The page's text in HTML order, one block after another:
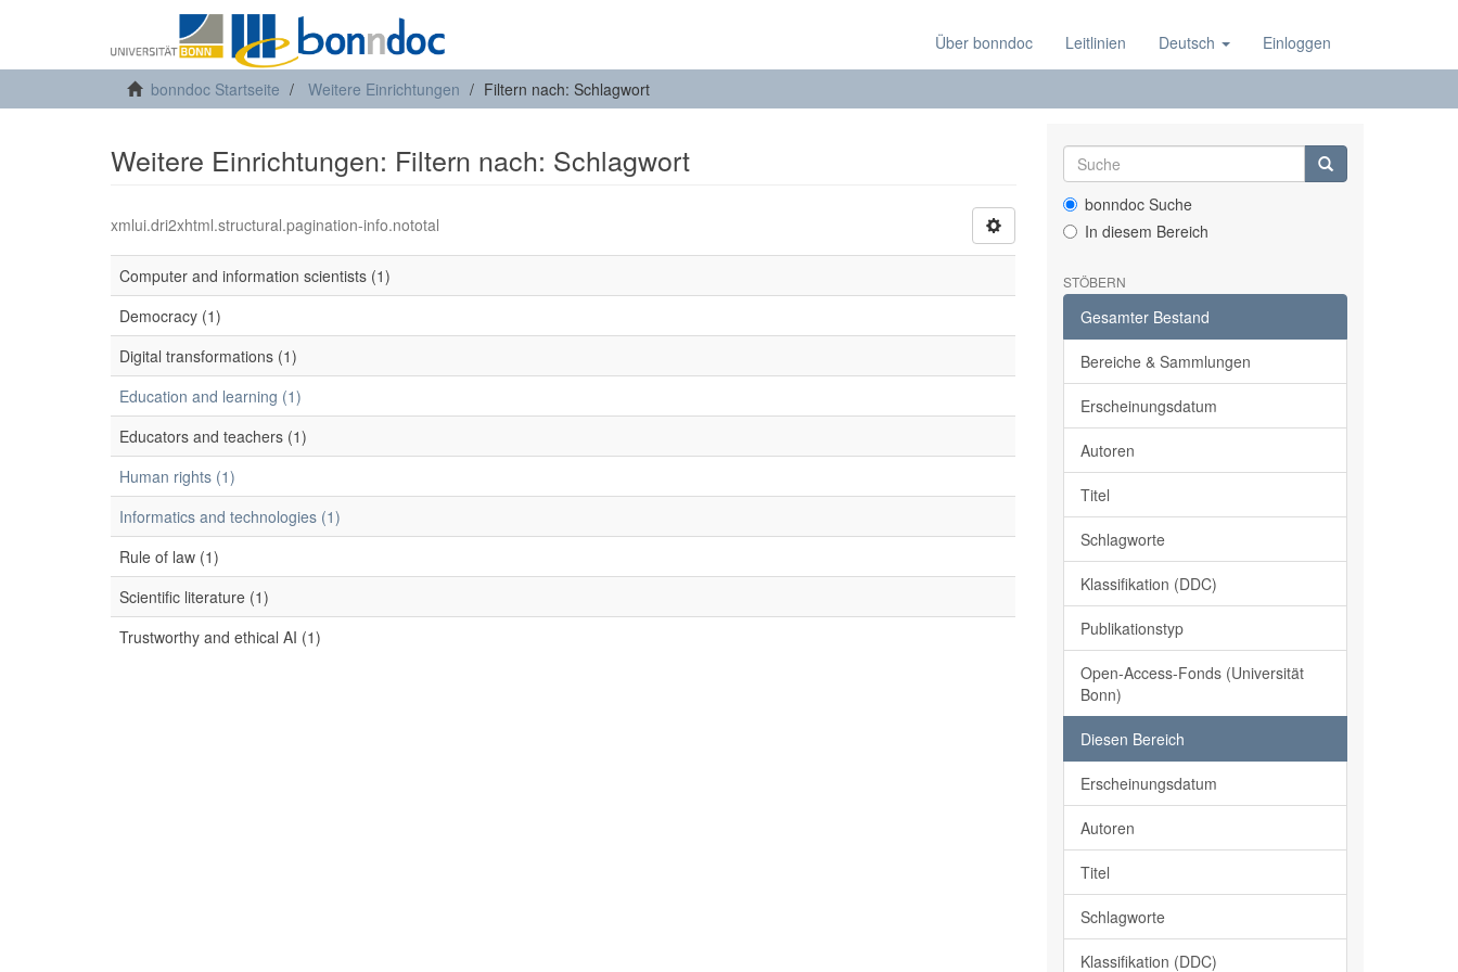
Über bonndoc Leitlinien Deutsch Einloggen
bonndoc Startseite Weitere Einrichtungen Filtern nach: Schlagwort
Weitere Einrichtungen: Filtern nach: Schlagwort
xmlui.dri2xhtml.structural.pagination-info.nototal
Computer and information scientists (1)
Democracy (1)
Digital transformations (1)
Education and learning (1)
Educators and teachers (1)
Human rights (1)
Informatics and technologies (1)
Rule of law (1)
Scientific literature (1)
Trustworthy and ethical AI (1)
bonndoc Suche
In diesem Bereich
STÖBERN
Gesamter Bestand
Bereiche & Sammlungen
Erscheinungsdatum
Autoren
Titel
Schlagworte
Klassifikation (DDC)
Publikationstyp
Open-Access-Fonds (Universität
Bonn)
Diesen Bereich
Erscheinungsdatum
Autoren
Titel
Schlagworte
Klassifikation (DDC)